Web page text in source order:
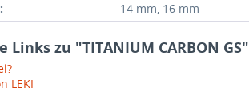
14 mm, 16 mm
zu "TITANIUM CARBON GS"
LEKI